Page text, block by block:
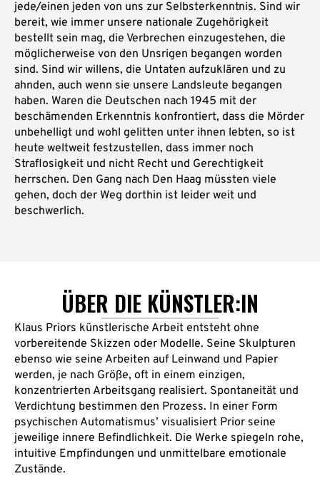
jede/einen jeden von uns zur Selbsterkenntnis. Sind wir
bereit, wie immer unsere nationale Zugehörigkeit
bestellt sein mag, die Verbrechen einzugestehen, die
möglicherweise von den Unsrigen begangen worden
sind. Sind wir willens, die Untaten aufzuklären und zu
ahnden, auch wenn sie unsere Landsleute begangen
haben. Waren die Deutschen nach 1945 mit der
beschämenden Erkenntnis konfrontiert, dass die Mörder
unbehelligt und wohl gelitten unter ihnen lebten, so ist
heute weltweit festzustellen, dass immer noch
Straflosigkeit und nicht Recht und Gerechtigkeit
herrschen. Den Gang nach Den Haag müssten viele
gehen, doch der Weg dorthin ist leider weit und
beschwerlich.
ÜBER DIE KÜNSTLER:IN
Klaus Priors künstlerische Arbeit entsteht ohne
vorbereitende Skizzen oder Modelle. Seine Skulpturen
ebenso wie seine Arbeiten auf Leinwand und Papier
werden, je nach Größe, oft in einem einzigen,
konzentrierten Arbeitsgang realisiert. Spontaneität und
Verdichtung bestimmen den Prozess. In einer Form
psychischen Automatismus’ visualisiert Prior seine
jeweilige innere Befindlichkeit. Die Werke spiegeln rohe,
intuitive Empfindungen und unmittelbare emotionale
Zustände.